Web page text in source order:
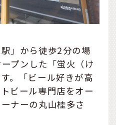
」から徒歩2分の場
プンした「蛍火（け
。「ビール好きが高
ビール専門店をオー
ナーの丸山桂多さ